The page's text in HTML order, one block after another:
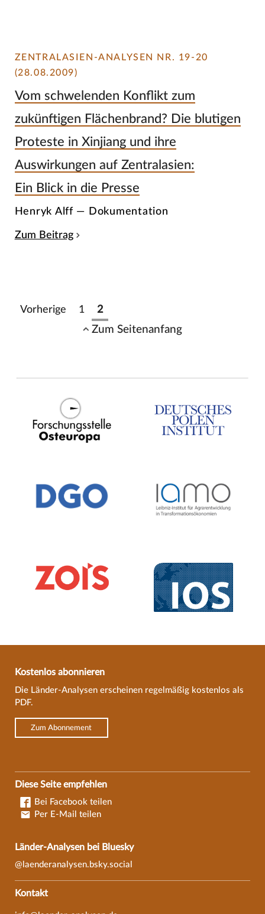
ZENTRALASIEN-ANALYSEN NR. 19-20
(28.08.2009)
Vom schwelenden Konflikt zum
zukünftigen Flächenbrand? Die blutigen
Proteste in Xinjiang und ihre
Auswirkungen auf Zentralasien:
Ein Blick in die Presse
Henryk Alff — Dokumentation
Zum Beitrag
Vorherige 1 2
Zum Seitenanfang
Kostenlos abonnieren
Die Länder-Analysen erscheinen regelmäßig kostenlos als
PDF.
Zum Abonnement
Diese Seite empfehlen
Bei Facebook teilen
Per E-Mail teilen
Länder-Analysen bei Bluesky
@laenderanalysen.bsky.social
Kontakt